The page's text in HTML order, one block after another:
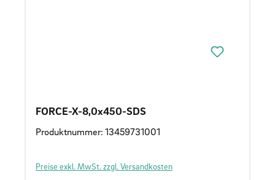
FORCE-X-8,0x450-SDS
Produktnummer: 13459731001
Preise exkl. MwSt. zzgl. Versandkosten